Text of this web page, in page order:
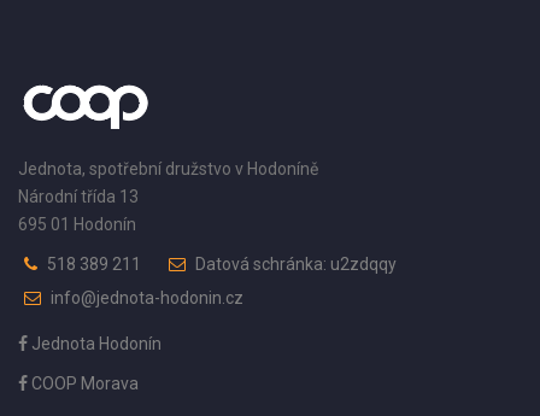
Jednota, spotřební družstvo v Hodoníně
Národní třída 13
695 01 Hodonín
518 389 211
Datová schránka: u2zdqqy
info@jednota-hodonin.cz
Jednota Hodonín
COOP Morava